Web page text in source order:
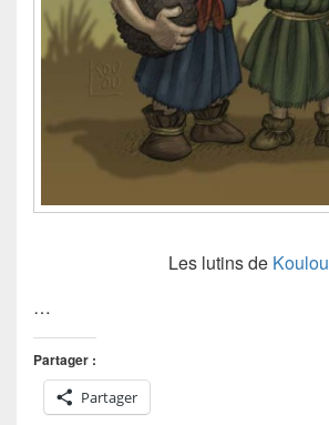
Les lutins de Koulou
…
Partager :
Partager